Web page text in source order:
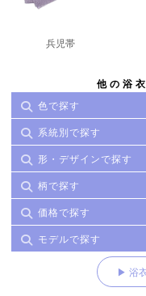
兵児帯
他の浴
色で探す
系統別で探す
形・デザインで探す
柄で探す
価格で探す
モデルで探す
▶ 浴